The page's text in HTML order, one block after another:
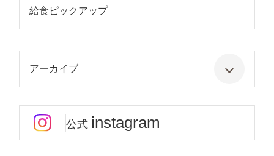
給食ピックアップ
アーカイブ
公式 instagram